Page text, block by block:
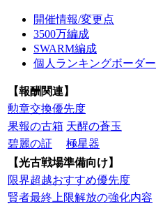
開催情報/変更点
3500万編成
SWARM編成
個人ランキングボーダー
【報酬関連】
勲章交換優先度
果報の古箱 天醒の蒼玉
碧麗の証
極星器
【光古戦場準備向け】
限界超越おすすめ優先度
賢者最終上限解放の強化内容